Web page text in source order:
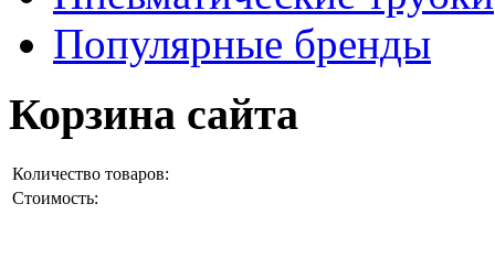
Популярные бренды
Корзина сайта
Количество товаров:
Стоимость: